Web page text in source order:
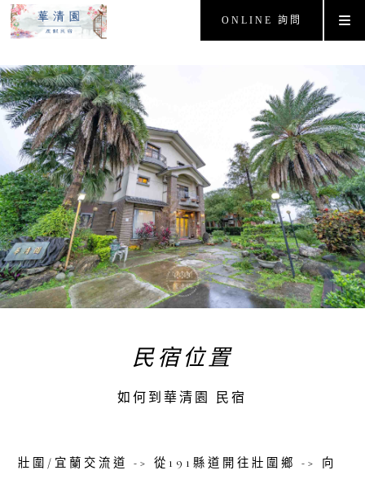
ONLINE 詢問
民宿位置
如何到華清園 民宿
壯圍/宜蘭交流道 -> 從191縣道開往壯圍鄉 -> 向